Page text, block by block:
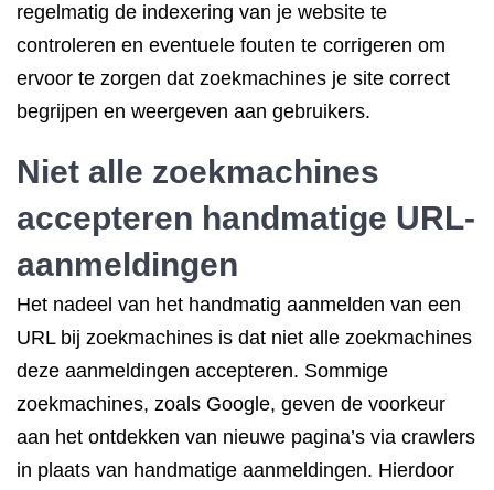
regelmatig de indexering van je website te
controleren en eventuele fouten te corrigeren om
ervoor te zorgen dat zoekmachines je site correct
begrijpen en weergeven aan gebruikers.
Niet alle zoekmachines
accepteren handmatige URL-
aanmeldingen
Het nadeel van het handmatig aanmelden van een
URL bij zoekmachines is dat niet alle zoekmachines
deze aanmeldingen accepteren. Sommige
zoekmachines, zoals Google, geven de voorkeur
aan het ontdekken van nieuwe pagina’s via crawlers
in plaats van handmatige aanmeldingen. Hierdoor